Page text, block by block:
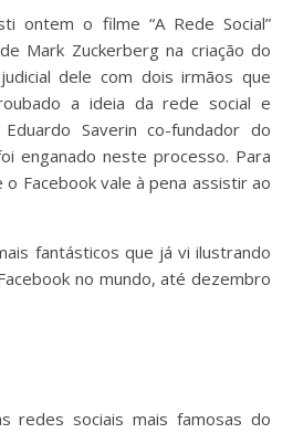
ontem o filme “A Rede Social”
Mark Zuckerberg na criação do
dele com dois irmãos que
a ideia da rede social e
Saverin co-fundador do
enganado neste processo. Para
Facebook vale à pena assistir ao
fantásticos que já vi ilustrando
no mundo, até dezembro
redes sociais mais famosas do